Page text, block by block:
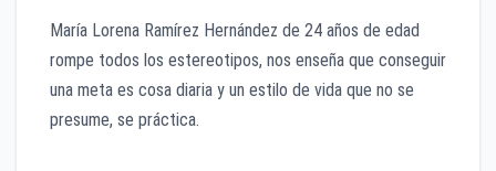
María Lorena Ramírez Hernández de 24 años de edad
rompe todos los estereotipos, nos enseña que conseguir
una meta es cosa diaria y un estilo de vida que no se
presume, se práctica.